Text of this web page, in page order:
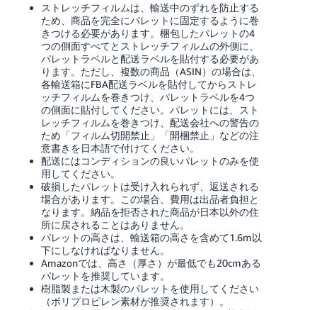
ストレッチフィルムは、輸送中のずれを防止する
ため、商品を完全にパレットに固定するように巻
きつける必要があります。梱包したパレットの4
つの側面すべてとストレッチフィルムの外側に、
パレットラベルと配送ラベルを貼付する必要があ
ります。ただし、複数の商品（ASIN）の場合は、
各輸送箱にFBA配送ラベルを貼付してからストレ
ッチフィルムを巻きつけ、パレットラベルを4つ
の側面に貼付してください。パレットには、スト
レッチフィルムを巻きつけ、配送会社への警告の
ため「フィルム切開禁止」「開梱禁止」などの注
意書きを日本語で付けてください。
配送にはコンディションの良いパレットのみを使
用してください。
破損したパレットは受け入れられず、返送される
場合があります。この場合、費用は出品者負担と
なります。納品を拒否された商品が日本以外の住
所に戻されることはありません。
パレットの高さは、輸送箱の高さを含めて1.6m以
下にしなければなりません。
Amazonでは、高さ（厚さ）が最低でも20cmある
パレットを推奨しています。
樹脂製または木製のパレットを使用してください
（ポリプロピレン素材が推奨されます）。